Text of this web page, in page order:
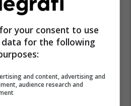
your consent to use
data for the following
and content, advertising and
audience research and